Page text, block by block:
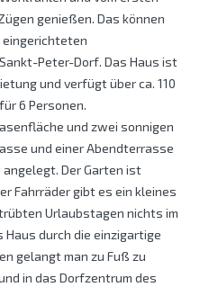
genießen. Das können
eingerichteten
Peter-Dorf. Das Haus ist
und verfügt über ca. 110
6 Personen.
und zwei sonnigen
und einer Abendterrasse
angelegt. Der Garten ist
Fahrräder gibt es ein kleines
Urlaubstagen nichts im
durch die einzigartige
gelangt man zu Fuß zu
in das Dorfzentrum des